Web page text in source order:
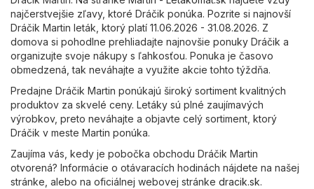
najčerstvejšie zľavy, ktoré Dráčik ponúka. Pozrite si najnovší
Dráčik Martin leták, ktorý platí 11.06.2026 - 31.08.2026. Z
domova si pohodlne prehliadajte najnovšie ponuky Dráčik a
organizujte svoje nákupy s ľahkosťou. Ponuka je časovo
obmedzená, tak neváhajte a využite akcie tohto týždňa.
Predajne Dráčik Martin ponúkajú široký sortiment kvalitných
produktov za skvelé ceny. Letáky sú plné zaujímavých
výrobkov, preto neváhajte a objavte celý sortiment, ktorý
Dráčik v meste Martin ponúka.
Zaujíma vás, kedy je pobočka obchodu Dráčik Martin
otvorená? Informácie o otávaracích hodinách nájdete na našej
stránke, alebo na oficiálnej webovej stránke dracik.sk.